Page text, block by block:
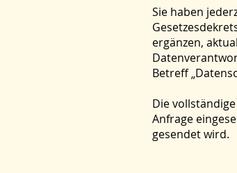
Sie haben
ergänzen,
Betreff
Die
Anfrage
gesendet wird.